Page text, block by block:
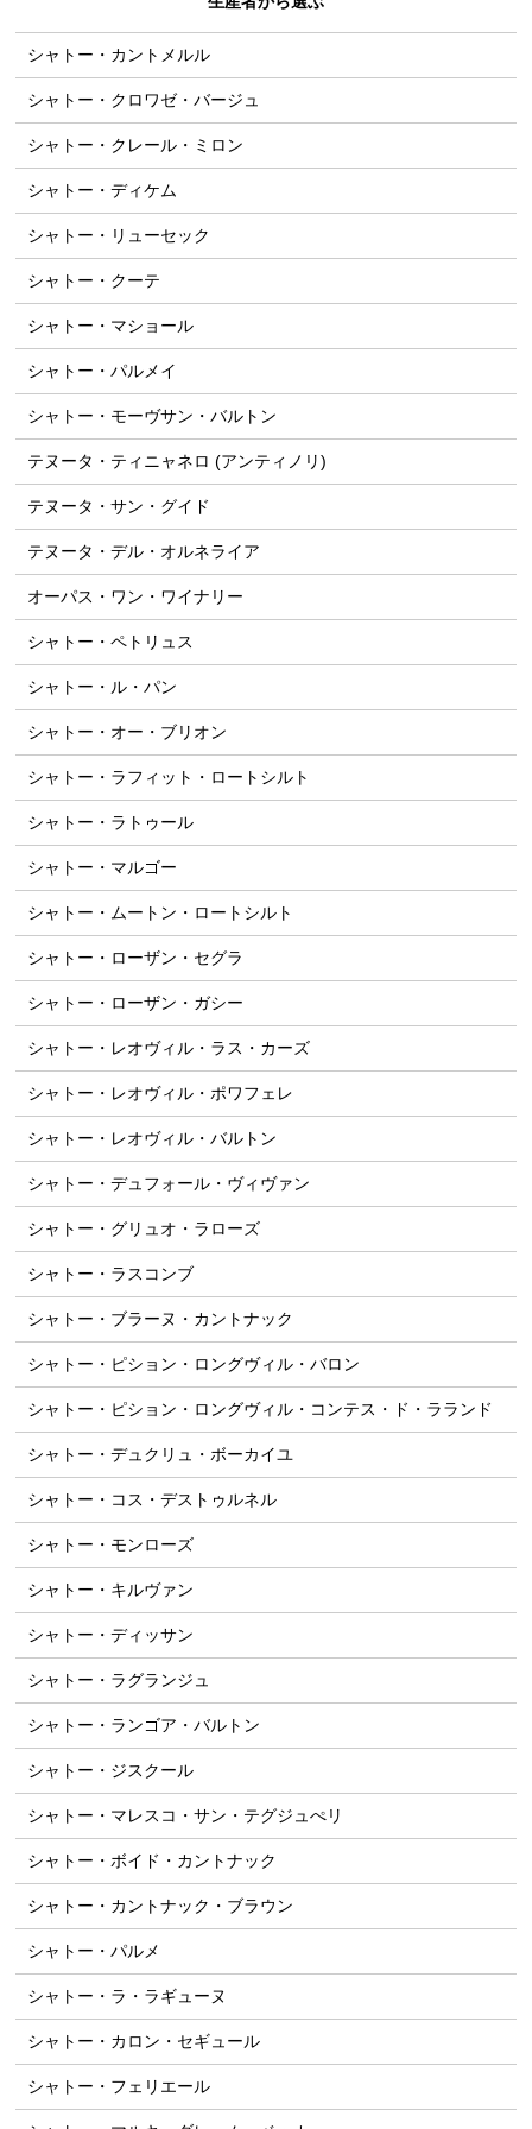
シャトー・カントメルル
シャトー・クロワゼ・バージュ
シャトー・クレール・ミロン
シャトー・ディケム
シャトー・リューセック
シャトー・クーテ
シャトー・マショール
シャトー・パルメイ
シャトー・モーヴサン・バルトン
テヌータ・ティニャネロ (アンティノリ)
テヌータ・サン・グイド
テヌータ・デル・オルネライア
オーパス・ワン・ワイナリー
シャトー・ペトリュス
シャトー・ル・パン
シャトー・オー・ブリオン
シャトー・ラフィット・ロートシルト
シャトー・ラトゥール
シャトー・マルゴー
シャトー・ムートン・ロートシルト
シャトー・ローザン・セグラ
シャトー・ローザン・ガシー
シャトー・レオヴィル・ラス・カーズ
シャトー・レオヴィル・ポワフェレ
シャトー・レオヴィル・バルトン
シャトー・デュフォール・ヴィヴァン
シャトー・グリュオ・ラローズ
シャトー・ラスコンブ
シャトー・ブラーヌ・カントナック
シャトー・ピション・ロングヴィル・バロン
シャトー・ピション・ロングヴィル・コンテス・ド・ラランド
シャトー・デュクリュ・ボーカイユ
シャトー・コス・デストゥルネル
シャトー・モンローズ
シャトー・キルヴァン
シャトー・ディッサン
シャトー・ラグランジュ
シャトー・ランゴア・バルトン
シャトー・ジスクール
シャトー・マレスコ・サン・テグジュぺリ
シャトー・ボイド・カントナック
シャトー・カントナック・ブラウン
シャトー・パルメ
シャトー・ラ・ラギューヌ
シャトー・カロン・セギュール
シャトー・フェリエール